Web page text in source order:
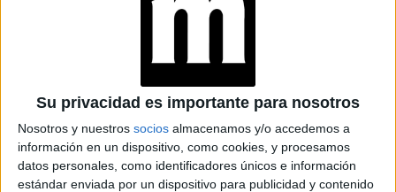
Su privacidad es importante para nosotros
Nosotros y nuestros socios almacenamos y/o accedemos a
información en un dispositivo, como cookies, y procesamos
datos personales, como identificadores únicos e información
estándar enviada por un dispositivo para publicidad y contenido
Caras Noticias
Weekend Parabrisas
Look
Luz Mía Lunateen Break BATimes
© Perfil.com 2006-2019 - Todos los derechos reservados
Registro de Propiedad Intelectual: Nro. 5346433